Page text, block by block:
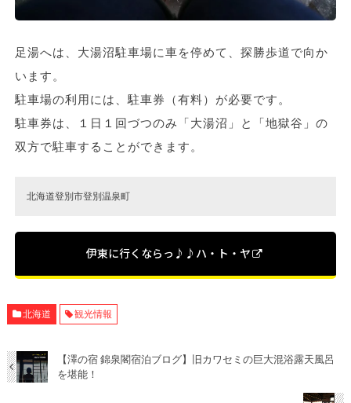
足湯へは、大湯沼駐車場に車を停めて、探勝歩道で向か
います。
駐車場の利用には、駐車券（有料）が必要です。
駐車券は、１日１回づつのみ「大湯沼」と「地獄谷」の
双方で駐車することができます。
北海道登別市登別温泉町
伊東に行くならっ♪♪ハ・ト・ヤ
北海道 観光情報
【澤の宿 錦泉閣宿泊ブログ】旧カワセミの巨大混浴露天風呂
を堪能！